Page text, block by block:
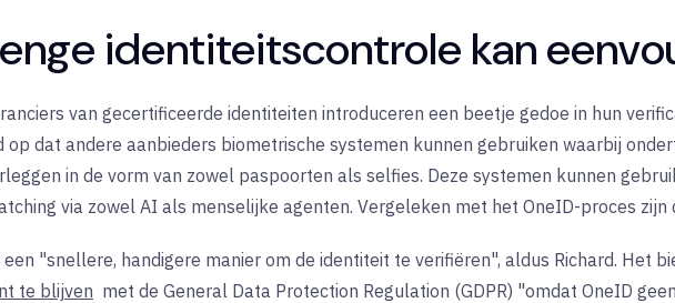
identiteitscontrole kan
van gecertificeerde identiteiten introduceren een beetje gedoe in hun
op dat andere aanbieders biometrische systemen kunnen gebruiken waarbij
in de vorm van zowel paspoorten als selfies. Deze systemen kunnen
via zowel AI als menselijke agenten. Vergeleken met het OneID-proces
"snellere, handigere manier om de identiteit te verifiëren", aldus Richard. Het
te blijven met de General Data Protection Regulation (GDPR) "omdat OneID